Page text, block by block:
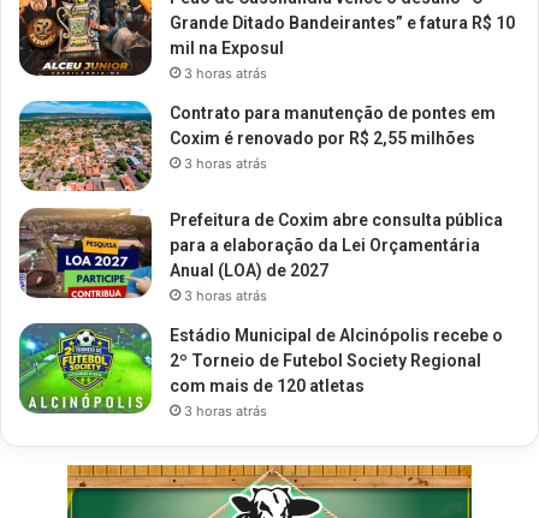
Grande Ditado Bandeirantes” e fatura R$ 10
mil na Exposul
3 horas atrás
Contrato para manutenção de pontes em
Coxim é renovado por R$ 2,55 milhões
3 horas atrás
Prefeitura de Coxim abre consulta pública
para a elaboração da Lei Orçamentária
Anual (LOA) de 2027
3 horas atrás
Estádio Municipal de Alcinópolis recebe o
2º Torneio de Futebol Society Regional
com mais de 120 atletas
3 horas atrás